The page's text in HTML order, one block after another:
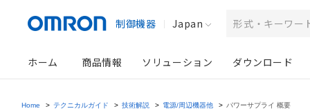
制御機器 Japan
ホーム 商品情報 ソリューション ダウンロード
Home > テクニカルガイド > 技術解説 > 電源/周辺機器他 > パワーサプライ 概要